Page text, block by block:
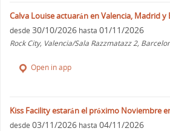
Calva Louise actuarán en Valencia, Madrid
desde 30/10/2026 hasta 01/11/2026
Rock City, Valencia/Sala Razzmatazz 2,
Open in app
Kiss Facility estarán el próximo Noviembre
desde 03/11/2026 hasta 04/11/2026